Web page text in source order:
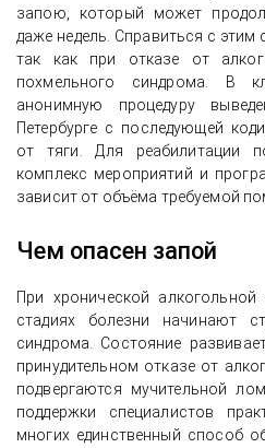
запою, который может
даже недель. Справиться с
так как при отказе от
похмельного синдрома. В
анонимную процедуру
Петербурге с последующей
от тяги. Для реабилитации
комплекс мероприятий и
зависит от объёма требуемой
Чем опасен запой
При хронической
стадиях болезни начинают
синдрома. Состояние
принудительном отказе от
подвергаются мучительной
поддержки специалистов
многих единственный способ